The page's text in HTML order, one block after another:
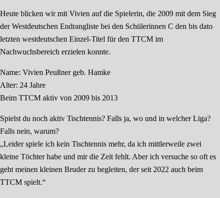
Heute blicken wir mit Vivien auf die Spielerin, die 2009 mit dem Sieg
der Westdeutschen Endrangliste bei den Schülerinnen C den bis dato
letzten westdeutschen Einzel-Titel für den TTCM im
Nachwuchsbereich erzielen konnte.
Name: Vivien Peußner geb. Hamke
Alter: 24 Jahre
Beim TTCM aktiv von 2009 bis 2013
Spielst du noch aktiv Tischtennis? Falls ja, wo und in welcher Liga?
Falls nein, warum?
„Leider spiele ich kein Tischtennis mehr, da ich mittlerweile zwei
kleine Töchter habe und mir die Zeit fehlt. Aber ich versuche so oft es
geht meinen kleinen Bruder zu begleiten, der seit 2022 auch beim
TTCM spielt.“